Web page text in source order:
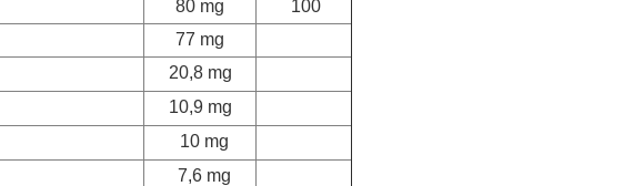
80 mg
100
77 mg
20,8 mg
10,9 mg
10 mg
7,6 mg